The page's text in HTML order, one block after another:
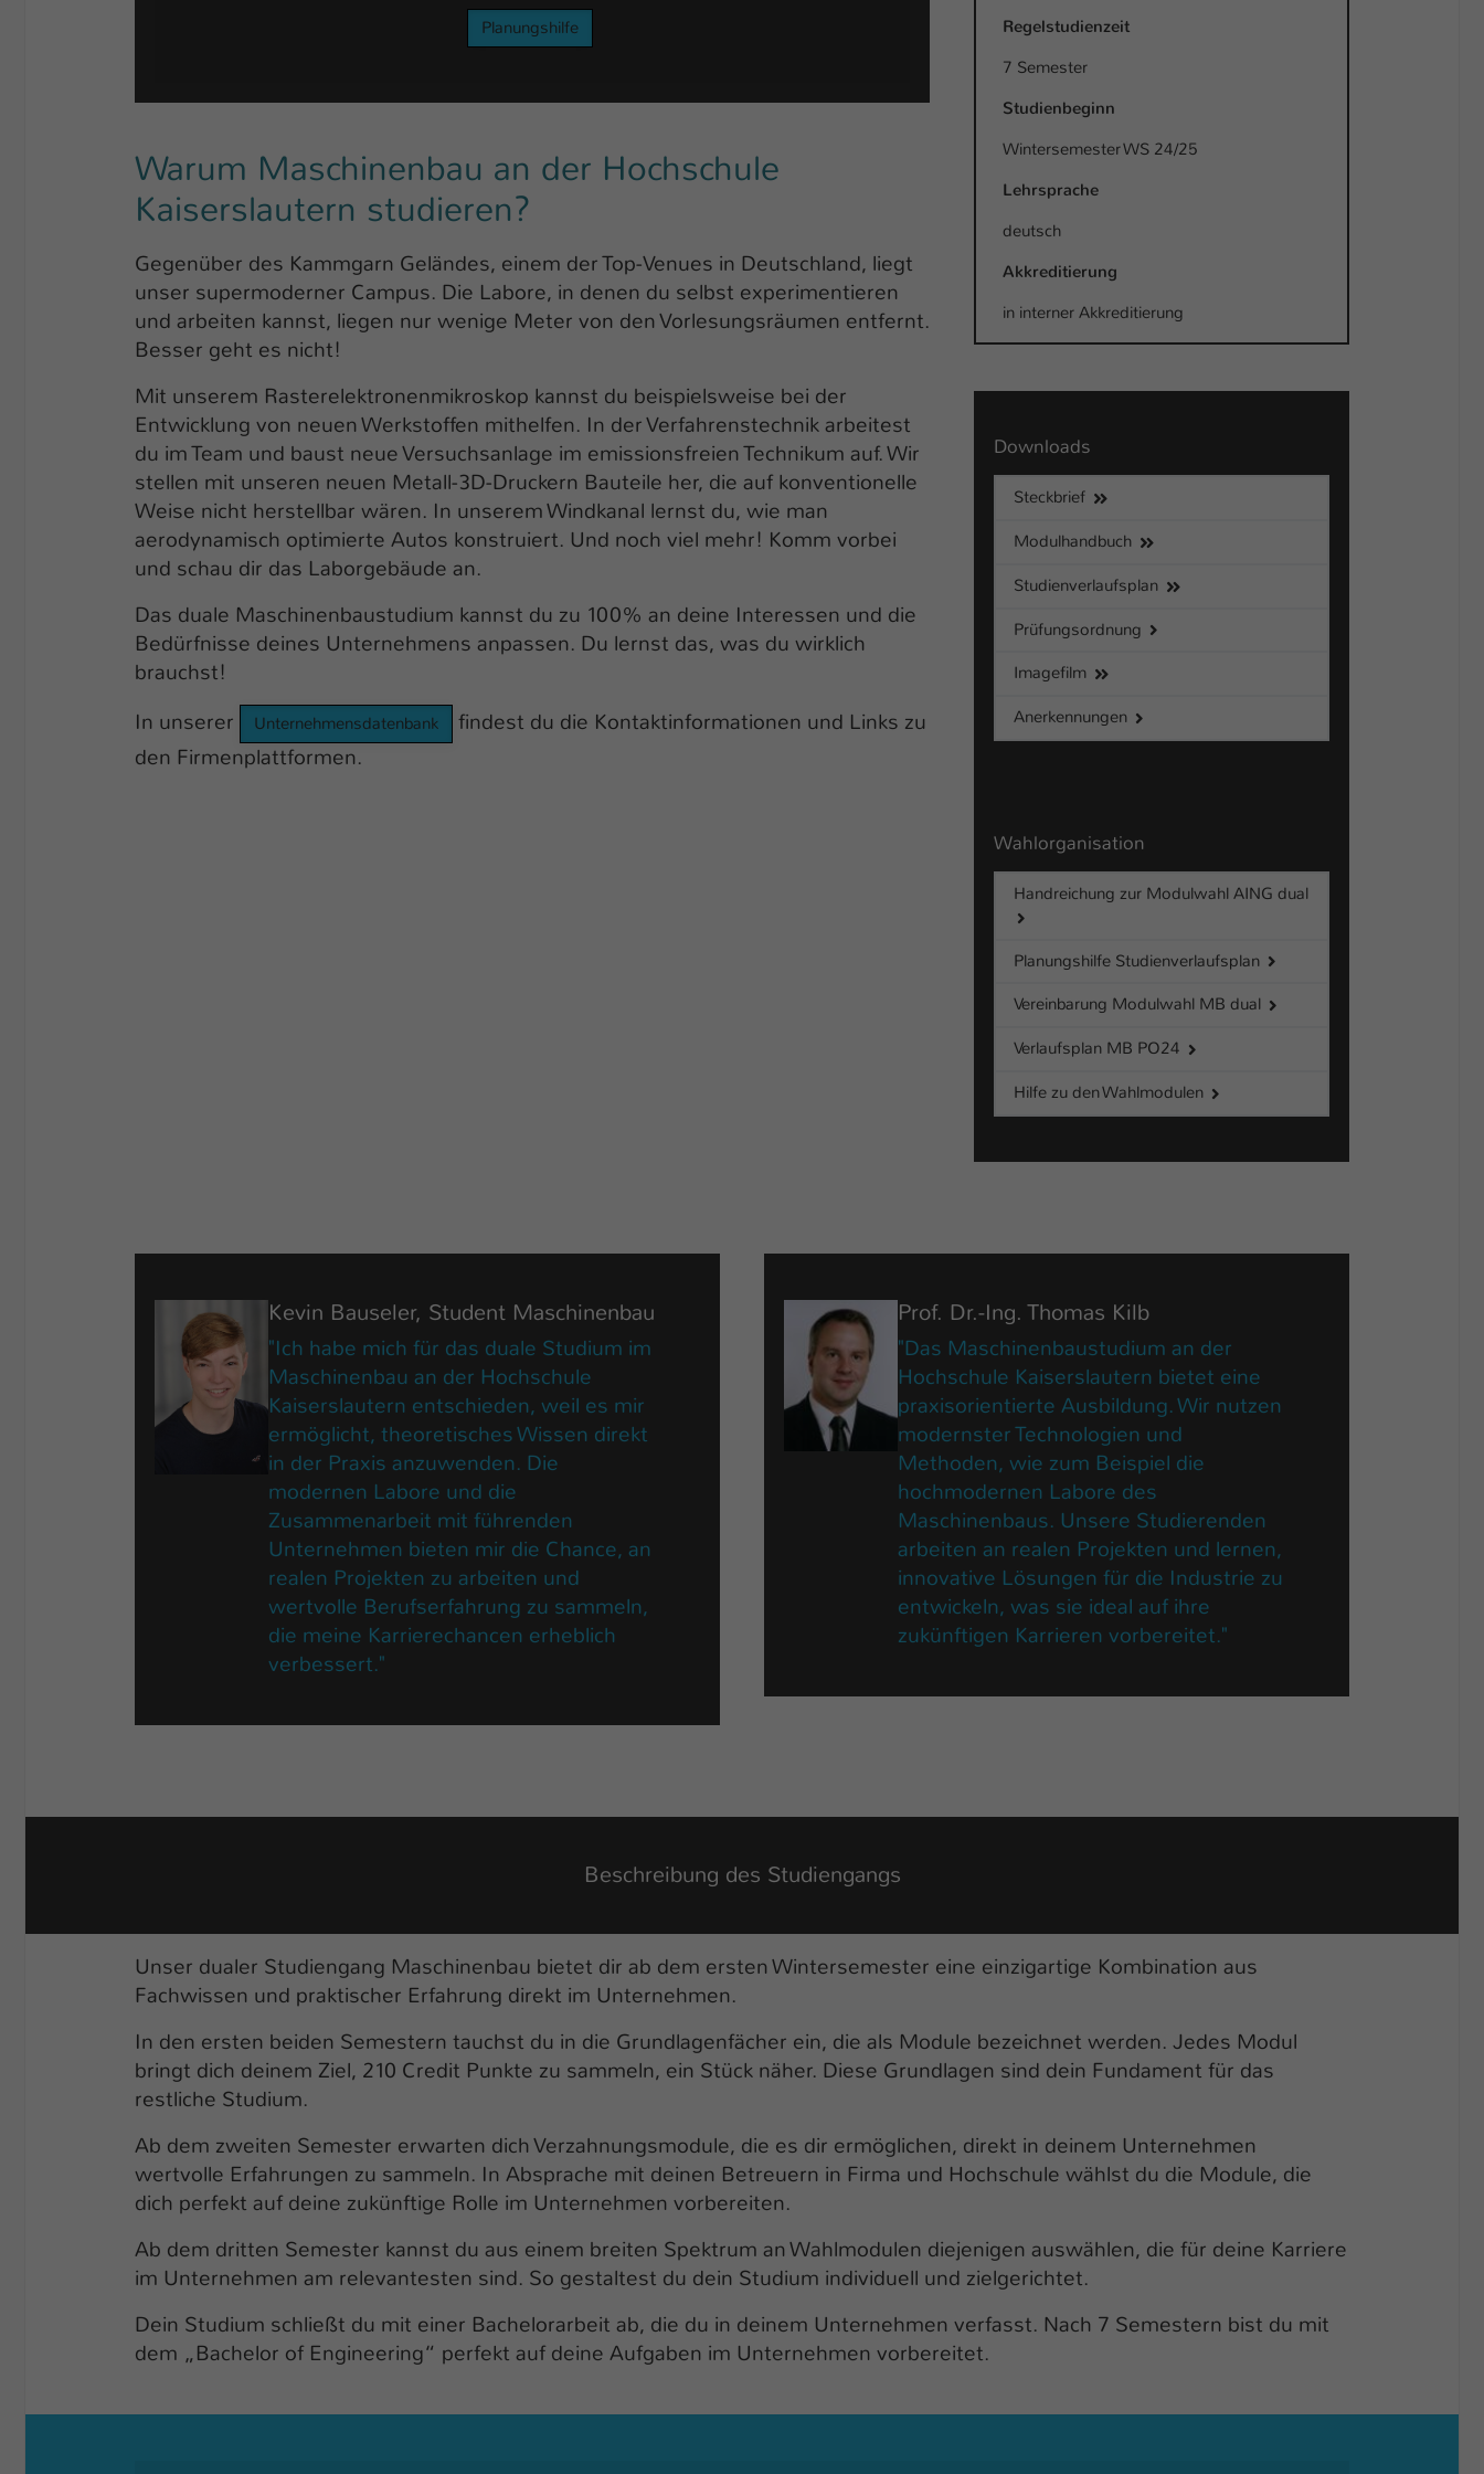
Planungshilfe
Warum Maschinenbau an der Hochschule
Kaiserslautern studieren?
Gegenüber des Kammgarn Geländes, einem der Top-Venues in Deutschland, liegt
unser supermoderner Campus. Die Labore, in denen du selbst experimentieren
und arbeiten kannst, liegen nur wenige Meter von den Vorlesungsräumen entfernt.
Besser geht es nicht!
Mit unserem Rasterelektronenmikroskop kannst du beispielsweise bei der
Entwicklung von neuen Werkstoffen mithelfen. In der Verfahrenstechnik arbeitest
du im Team und baust neue Versuchsanlage im emissionsfreien Technikum auf. Wir
stellen mit unseren neuen Metall-3D-Druckern Bauteile her, die auf konventionelle
Weise nicht herstellbar wären. In unserem Windkanal lernst du, wie man
aerodynamisch optimierte Autos konstruiert. Und noch viel mehr! Komm vorbei
und schau dir das Laborgebäude an.
Das duale Maschinenbaustudium kannst du zu 100% an deine Interessen und die
Bedürfnisse deines Unternehmens anpassen. Du lernst das, was du wirklich
brauchst!
In unserer
Unternehmensdatenbank
findest du die Kontaktinformationen und Links zu
den Firmenplattformen.
Regelstudienzeit
7 Semester
Studienbeginn
Wintersemester WS 24/25
Lehrsprache
deutsch
Akkreditierung
in interner Akkreditierung
Downloads
Steckbrief
Modulhandbuch
Studienverlaufsplan
Prüfungsordnung
Imagefilm
Anerkennungen
Wahlorganisation
Handreichung zur Modulwahl AING dual
Planungshilfe Studienverlaufsplan
Vereinbarung Modulwahl MB dual
Verlaufsplan MB PO24
Hilfe zu den Wahlmodulen
Kevin Bauseler, Student Maschinenbau
"Ich habe mich für das duale Studium im
Maschinenbau an der Hochschule
Kaiserslautern entschieden, weil es mir
ermöglicht, theoretisches Wissen direkt
in der Praxis anzuwenden. Die
modernen Labore und die
Zusammenarbeit mit führenden
Unternehmen bieten mir die Chance, an
realen Projekten zu arbeiten und
wertvolle Berufserfahrung zu sammeln,
die meine Karrierechancen erheblich
verbessert."
Prof. Dr.-Ing. Thomas Kilb
"Das Maschinenbaustudium an der
Hochschule Kaiserslautern bietet eine
praxisorientierte Ausbildung. Wir nutzen
modernster Technologien und
Methoden, wie zum Beispiel die
hochmodernen Labore des
Maschinenbaus. Unsere Studierenden
arbeiten an realen Projekten und lernen,
innovative Lösungen für die Industrie zu
entwickeln, was sie ideal auf ihre
zukünftigen Karrieren vorbereitet."
Beschreibung des Studiengangs
Unser dualer Studiengang Maschinenbau bietet dir ab dem ersten Wintersemester eine einzigartige Kombination aus
Fachwissen und praktischer Erfahrung direkt im Unternehmen.
In den ersten beiden Semestern tauchst du in die Grundlagenfächer ein, die als Module bezeichnet werden. Jedes Modul
bringt dich deinem Ziel, 210 Credit Punkte zu sammeln, ein Stück näher. Diese Grundlagen sind dein Fundament für das
restliche Studium.
Ab dem zweiten Semester erwarten dich Verzahnungsmodule, die es dir ermöglichen, direkt in deinem Unternehmen
wertvolle Erfahrungen zu sammeln. In Absprache mit deinen Betreuern in Firma und Hochschule wählst du die Module, die
dich perfekt auf deine zukünftige Rolle im Unternehmen vorbereiten.
Ab dem dritten Semester kannst du aus einem breiten Spektrum an Wahlmodulen diejenigen auswählen, die für deine Karriere
im Unternehmen am relevantesten sind. So gestaltest du dein Studium individuell und zielgerichtet.
Dein Studium schließt du mit einer Bachelorarbeit ab, die du in deinem Unternehmen verfasst. Nach 7 Semestern bist du mit
dem „Bachelor of Engineering“ perfekt auf deine Aufgaben im Unternehmen vorbereitet.
Laufzeit
Rechte besitzt diese zu verwalten.